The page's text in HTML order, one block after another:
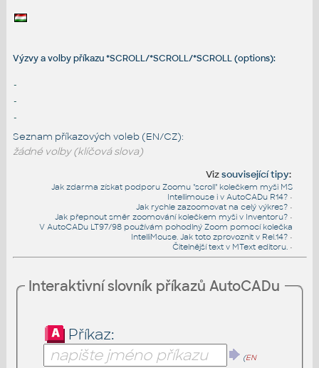
Výzvy a volby příkazu *SCROLL/*SCROLL/*SCROLL (options):
-
-
-
Seznam příkazových voleb (EN/CZ):
žádné volby (klíčová slova)
Vizsouvisející tipy:
Jak zdarma získat podporu Zoomu "scroll" kolečkem myši MS
Intellimouse i v AutoCADu R14? •
Jak rychle zazoomovat na celý výkres? •
Jak přepnout směr zoomování kolečkem myši v Inventoru? •
V AutoCADu LT97/98 používám pohodlný Zoom pomocí kolečka
IntelliMouse. Jak toto zprovoznit v Rel.14? •
Čitelnější text v MText editoru. •
Interaktivní slovník příkazů AutoCADu
Příkaz:
(EN